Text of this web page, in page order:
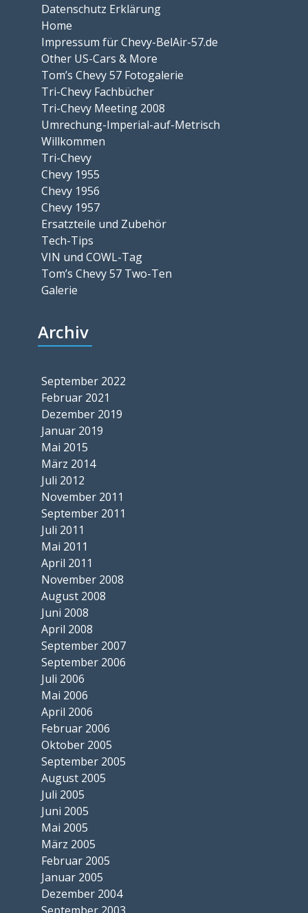
Datenschutz Erklärung
Home
Impressum für Chevy-BelAir-57.de
Other US-Cars & More
Tom’s Chevy 57 Fotogalerie
Tri-Chevy Fachbücher
Tri-Chevy Meeting 2008
Umrechung-Imperial-auf-Metrisch
Willkommen
Tri-Chevy
Chevy 1955
Chevy 1956
Chevy 1957
Ersatzteile und Zubehör
Tech-Tips
VIN und COWL-Tag
Tom’s Chevy 57 Two-Ten
Galerie
Archiv
September 2022
Februar 2021
Dezember 2019
Januar 2019
Mai 2015
März 2014
Juli 2012
November 2011
September 2011
Juli 2011
Mai 2011
April 2011
November 2008
August 2008
Juni 2008
April 2008
September 2007
September 2006
Juli 2006
Mai 2006
April 2006
Februar 2006
Oktober 2005
September 2005
August 2005
Juli 2005
Juni 2005
Mai 2005
März 2005
Februar 2005
Januar 2005
Dezember 2004